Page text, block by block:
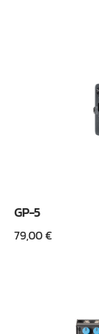
GP-5
79,00€